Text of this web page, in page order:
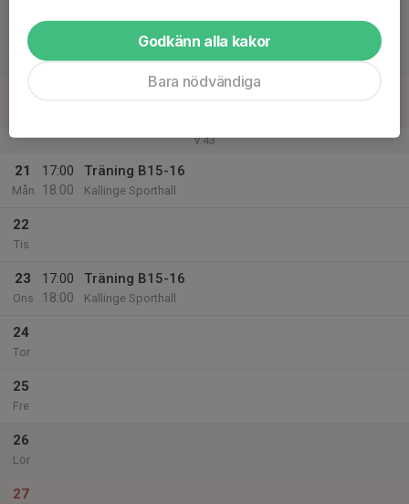
14:30
Match mot FBC Karlskrona P16/2
Poolspel P H -2016
v.43
21
Mån
17:00
18:00
Träning B15-16
Kallinge Sporthall
22
Tis
23
Ons
17:00
18:00
Träning B15-16
Kallinge Sporthall
24
Tor
25
Fre
26
Lör
27
Godkänn alla kakor
Bara nödvändiga